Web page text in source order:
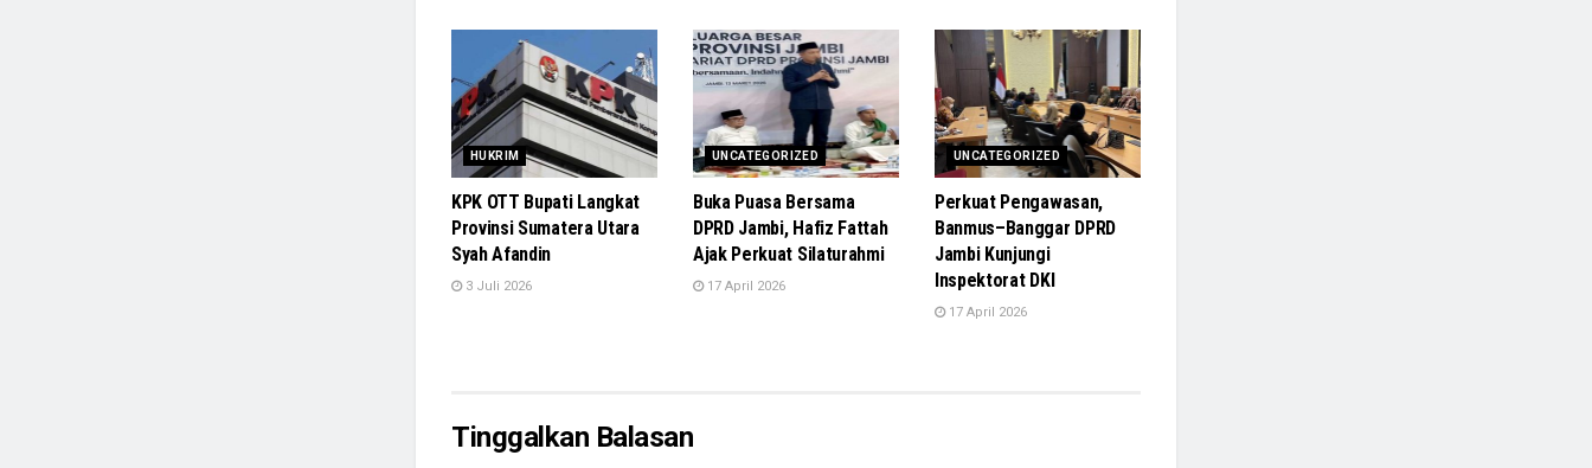
HUKRIM
KPK OTT Bupati Langkat
Provinsi Sumatera Utara
Syah Afandin
3 Juli 2026
UNCATEGORIZED
Buka Puasa Bersama
DPRD Jambi, Hafiz Fattah
Ajak Perkuat Silaturahmi
17 April 2026
UNCATEGORIZED
Perkuat Pengawasan,
Banmus–Banggar DPRD
Jambi Kunjungi
Inspektorat DKI
17 April 2026
Tinggalkan Balasan